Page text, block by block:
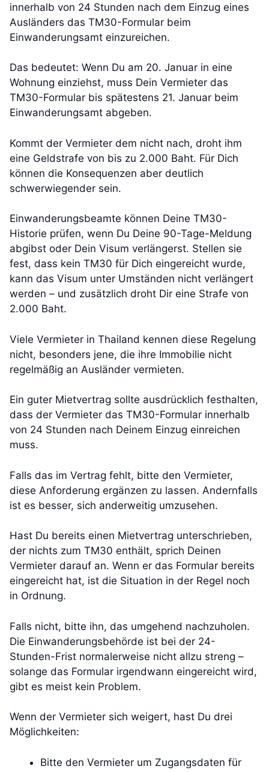
innerhalb von 24 Stunden nach dem Einzug eines
Ausländers das TM30-Formular beim
Einwanderungsamt einzureichen.
Das bedeutet: Wenn Du am 20. Januar in eine
Wohnung einziehst, muss Dein Vermieter das
TM30-Formular bis spätestens 21. Januar beim
Einwanderungsamt abgeben.
Kommt der Vermieter dem nicht nach, droht ihm
eine Geldstrafe von bis zu 2.000 Baht. Für Dich
können die Konsequenzen aber deutlich
schwerwiegender sein.
Einwanderungsbeamte können Deine TM30-
Historie prüfen, wenn Du Deine 90-Tage-Meldung
abgibst oder Dein Visum verlängerst. Stellen sie
fest, dass kein TM30 für Dich eingereicht wurde,
kann das Visum unter Umständen nicht verlängert
werden – und zusätzlich droht Dir eine Strafe von
2.000 Baht.
Viele Vermieter in Thailand kennen diese Regelung
nicht, besonders jene, die ihre Immobilie nicht
regelmäßig an Ausländer vermieten.
Ein guter Mietvertrag sollte ausdrücklich festhalten,
dass der Vermieter das TM30-Formular innerhalb
von 24 Stunden nach Deinem Einzug einreichen
muss.
Falls das im Vertrag fehlt, bitte den Vermieter,
diese Anforderung ergänzen zu lassen. Andernfalls
ist es besser, sich anderweitig umzusehen.
Hast Du bereits einen Mietvertrag unterschrieben,
der nichts zum TM30 enthält, sprich Deinen
Vermieter darauf an. Wenn er das Formular bereits
eingereicht hat, ist die Situation in der Regel noch
in Ordnung.
Falls nicht, bitte ihn, das umgehend nachzuholen.
Die Einwanderungsbehörde ist bei der 24-
Stunden-Frist normalerweise nicht allzu streng –
solange das Formular irgendwann eingereicht wird,
gibt es meist kein Problem.
Wenn der Vermieter sich weigert, hast Du drei
Möglichkeiten:
Bitte den Vermieter um Zugangsdaten für